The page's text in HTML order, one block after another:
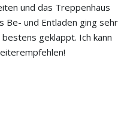
und das Treppenhaus
Be- und Entladen ging sehr
geklappt. Ich kann